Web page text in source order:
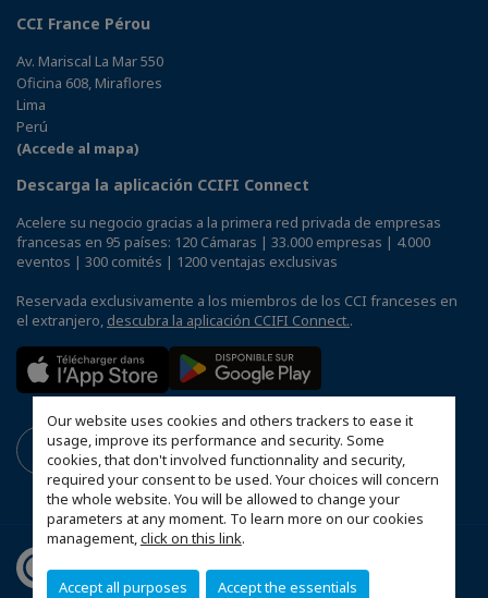
Our website uses cookies and others trackers to ease it
usage, improve its performance and security. Some
cookies, that don't involved functionnality and security,
required your consent to be used. Your choices will concern
the whole website. You will be allowed to change your
parameters at any moment. To learn more on our cookies
management,click on this link.
Accept all purposes Accept the essentials
CCI France Pérou
Av. Mariscal La Mar 550
Oficina 608, Miraflores
Lima
Perú
(Accede al mapa)
Descarga la aplicación CCIFI Connect
Acelere su negocio gracias a la primera red privada de empresas
francesas en 95 países: 120 Cámaras | 33.000 empresas | 4.000
eventos | 300 comités | 1200 ventajas exclusivas
Reservada exclusivamente a los miembros de los CCI franceses en
el extranjero, descubra la aplicación CCIFI Connect..